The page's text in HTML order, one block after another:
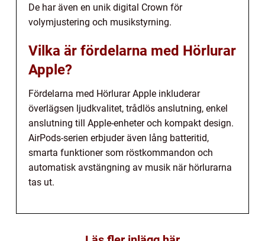
De har även en unik digital Crown för
volymjustering och musikstyrning.
Vilka är fördelarna med Hörlurar
Apple?
Fördelarna med Hörlurar Apple inkluderar
överlägsen ljudkvalitet, trådlös anslutning, enkel
anslutning till Apple-enheter och kompakt design.
AirPods-serien erbjuder även lång batteritid,
smarta funktioner som röstkommandon och
automatisk avstängning av musik när hörlurarna
tas ut.